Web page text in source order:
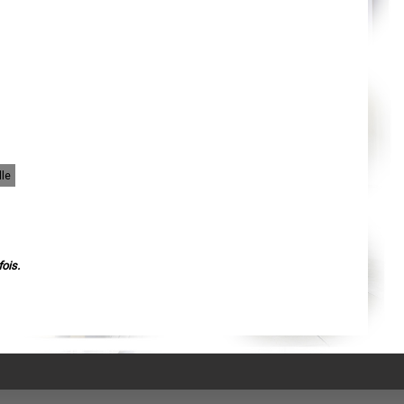
Le Mans
Chambéry